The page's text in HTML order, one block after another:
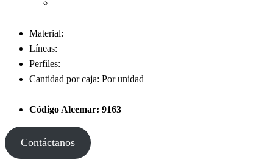
Material:
Líneas:
Perfiles:
Cantidad por caja: Por unidad
Código Alcemar: 9163
Contáctanos